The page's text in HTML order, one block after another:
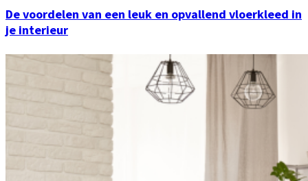
De voordelen van een leuk en opvallend vloerkleed in
je interieur